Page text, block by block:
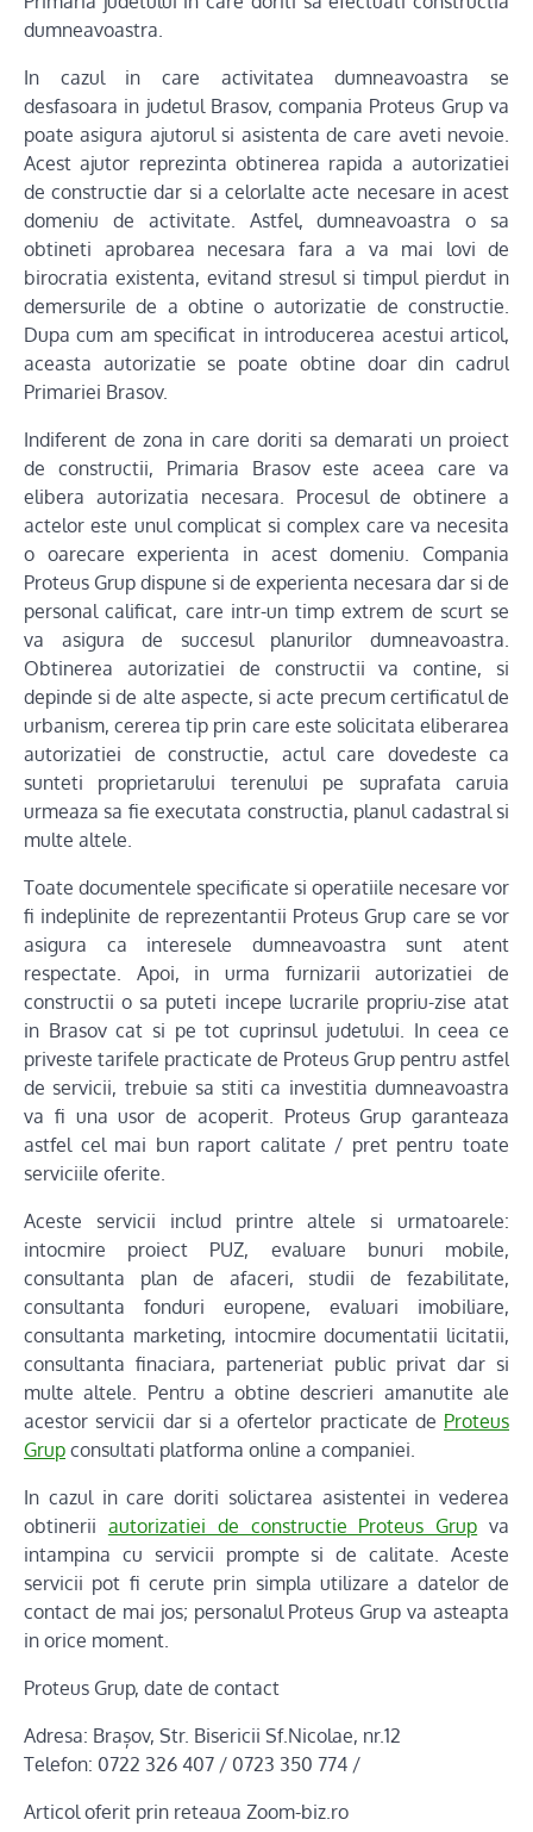
dumneavoastra.
In cazul in care activitatea dumneavoastra se
desfasoara in judetul Brasov, compania Proteus Grup va
poate asigura ajutorul si asistenta de care aveti nevoie.
Acest ajutor reprezinta obtinerea rapida a autorizatiei
de constructie dar si a celorlalte acte necesare in acest
domeniu de activitate. Astfel, dumneavoastra o sa
obtineti aprobarea necesara fara a va mai lovi de
birocratia existenta, evitand stresul si timpul pierdut in
demersurile de a obtine o autorizatie de constructie.
Dupa cum am specificat in introducerea acestui articol,
aceasta autorizatie se poate obtine doar din cadrul
Primariei Brasov.
Indiferent de zona in care doriti sa demarati un proiect
de constructii, Primaria Brasov este aceea care va
elibera autorizatia necesara. Procesul de obtinere a
actelor este unul complicat si complex care va necesita
o oarecare experienta in acest domeniu. Compania
Proteus Grup dispune si de experienta necesara dar si de
personal calificat, care intr-un timp extrem de scurt se
va asigura de succesul planurilor dumneavoastra.
Obtinerea autorizatiei de constructii va contine, si
depinde si de alte aspecte, si acte precum certificatul de
urbanism, cererea tip prin care este solicitata eliberarea
autorizatiei de constructie, actul care dovedeste ca
sunteti proprietarului terenului pe suprafata caruia
urmeaza sa fie executata constructia, planul cadastral si
multe altele.
Toate documentele specificate si operatiile necesare vor
fi indeplinite de reprezentantii Proteus Grup care se vor
asigura ca interesele dumneavoastra sunt atent
respectate. Apoi, in urma furnizarii autorizatiei de
constructii o sa puteti incepe lucrarile propriu-zise atat
in Brasov cat si pe tot cuprinsul judetului. In ceea ce
priveste tarifele practicate de Proteus Grup pentru astfel
de servicii, trebuie sa stiti ca investitia dumneavoastra
va fi una usor de acoperit. Proteus Grup garanteaza
astfel cel mai bun raport calitate / pret pentru toate
serviciile oferite.
Aceste servicii includ printre altele si urmatoarele:
intocmire proiect PUZ, evaluare bunuri mobile,
consultanta plan de afaceri, studii de fezabilitate,
consultanta fonduri europene, evaluari imobiliare,
consultanta marketing, intocmire documentatii licitatii,
consultanta finaciara, parteneriat public privat dar si
multe altele. Pentru a obtine descrieri amanutite ale
acestor servicii dar si a ofertelor practicate de Proteus
Grup consultati platforma online a companiei.
In cazul in care doriti solictarea asistentei in vederea
obtinerii autorizatiei de constructie Proteus Grup va
intampina cu servicii prompte si de calitate. Aceste
servicii pot fi cerute prin simpla utilizare a datelor de
contact de mai jos; personalul Proteus Grup va asteapta
in orice moment.
Proteus Grup, date de contact
Adresa: Brașov, Str. Bisericii Sf.Nicolae, nr.12
Telefon: 0722 326 407 / 0723 350 774 /
Articol oferit prin reteaua Zoom-biz.ro